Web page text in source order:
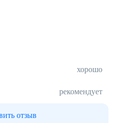
хорошо
рекомендует
отзыв